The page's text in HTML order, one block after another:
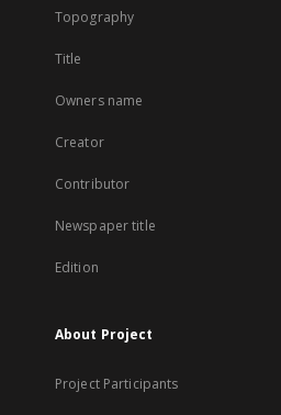
Topography
Title
Owners name
Creator
Contributor
Newspaper title
Edition
About Project
Project Participants